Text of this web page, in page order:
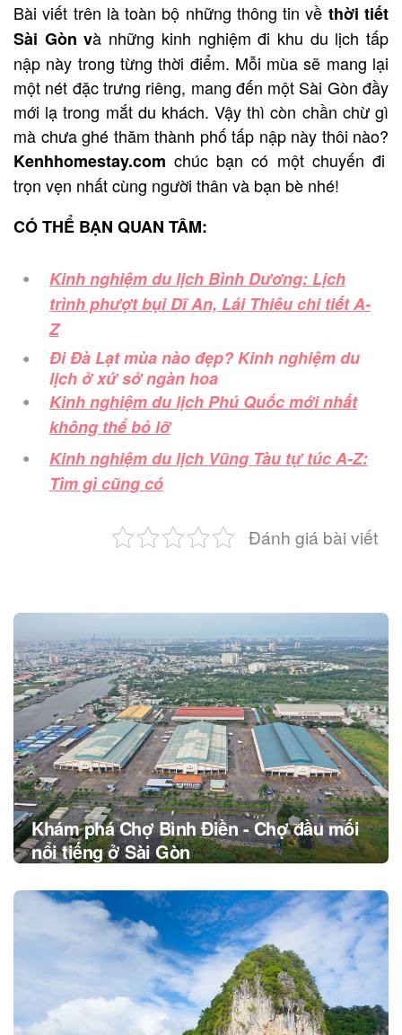
Bài viết trên là toàn bộ những thông tin về thời tiết
Sài Gòn và những kinh nghiệm đi khu du lịch tấp
nập này trong từng thời điểm. Mỗi mùa sẽ mang lại
một nét đặc trưng riêng, mang đến một Sài Gòn đầy
mới lạ trong mắt du khách. Vậy thì còn chần chừ gì
mà chưa ghé thăm thành phố tấp nập này thôi nào?
Kenhhomestay.comchúc bạn có một chuyến đi
trọn vẹn nhất cùng người thân và bạn bè nhé!
CÓ THỂ BẠN QUAN TÂM:
Kinh nghiệm du lịch Bình Dương: Lịch
trình phượt bụi Dĩ An, Lái Thiêu chi tiết A-
Z
Đi Đà Lạt mùa nào đẹp? Kinh nghiệm du
lịch ở xứ sở ngàn hoa
Kinh nghiệm du lịch Phú Quốc mới nhất
không thể bỏ lỡ
Kinh nghiệm du lịch Vũng Tàu tự túc A-Z:
Tìm gì cũng có
Đánh giá bài viết
Post
navigation
Khám phá Chợ Bình Điền - Chợ đầu mối
nổi tiếng ở Sài Gòn